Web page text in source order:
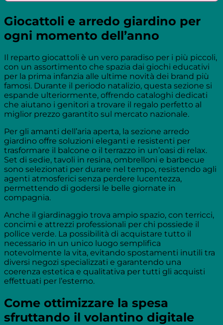
Giocattoli e arredo giardino per
ogni momento dell’anno
Il reparto giocattoli è un vero paradiso per i più piccoli,
con un assortimento che spazia dai giochi educativi
per la prima infanzia alle ultime novità dei brand più
famosi. Durante il periodo natalizio, questa sezione si
espande ulteriormente, offrendo cataloghi dedicati
che aiutano i genitori a trovare il regalo perfetto al
miglior prezzo garantito sul mercato nazionale.
Per gli amanti dell’aria aperta, la sezione arredo
giardino offre soluzioni eleganti e resistenti per
trasformare il balcone o il terrazzo in un’oasi di relax.
Set di sedie, tavoli in resina, ombrelloni e barbecue
sono selezionati per durare nel tempo, resistendo agli
agenti atmosferici senza perdere lucentezza,
permettendo di godersi le belle giornate in
compagnia.
Anche il giardinaggio trova ampio spazio, con terricci,
concimi e attrezzi professionali per chi possiede il
pollice verde. La possibilità di acquistare tutto il
necessario in un unico luogo semplifica
notevolmente la vita, evitando spostamenti inutili tra
diversi negozi specializzati e garantendo una
coerenza estetica e qualitativa per tutti gli acquisti
effettuati per l’esterno.
Come ottimizzare la spesa
sfruttando il volantino digitale